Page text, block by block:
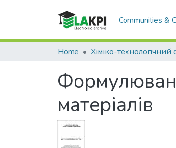
Communities &
Home
матеріалів